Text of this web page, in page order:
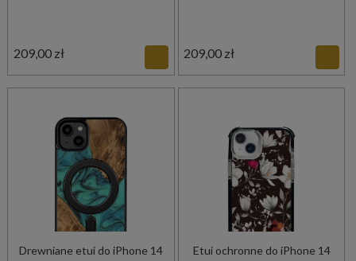
209,00 zł 209,00 zł
Drewniane etui do iPhone 14
Etui ochronne do iPhone 14